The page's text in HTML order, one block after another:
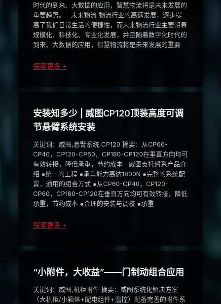
时代的到来、大数据的应用，智慧物流将是未来发展的
重要趋势。 未来物流 物流行业的高速发展，逐步提
高了我们日常生活的便捷性，而未来物流行业主要朝着
规模化、科技化、专业化发展，并且随着数字化时代的
到来、大数据的应用，智慧物流将是未来发展的重要
探索更多 +
安装知多少 | 威图CP120顶装高度可调
节悬臂系统安装
关键词：威图,悬臂系统,CP120 摘要：从CP60-
CP40，CP120-CP60，CP180-CP120在垂直方向均可
有效转接，降低承重，节约成本 威图支托臂系产品介
绍 ●统一的工程 ●承重能力高达1800N ●完整的系统配
置，通用的组合方式 ●从CP60-CP40，CP120-
CP60，CP180-CP120在垂直方向均可有效转接，降低
承重，节约成本 ●合理的安装与调校 ●承重
探索更多 +
“小附件，大收益”——门制动组合应用
关键词：威图,机柜附件 摘要：威图系统化解决方案
（大机柜/小箱体+配电组件+温控）配备完善的附件系